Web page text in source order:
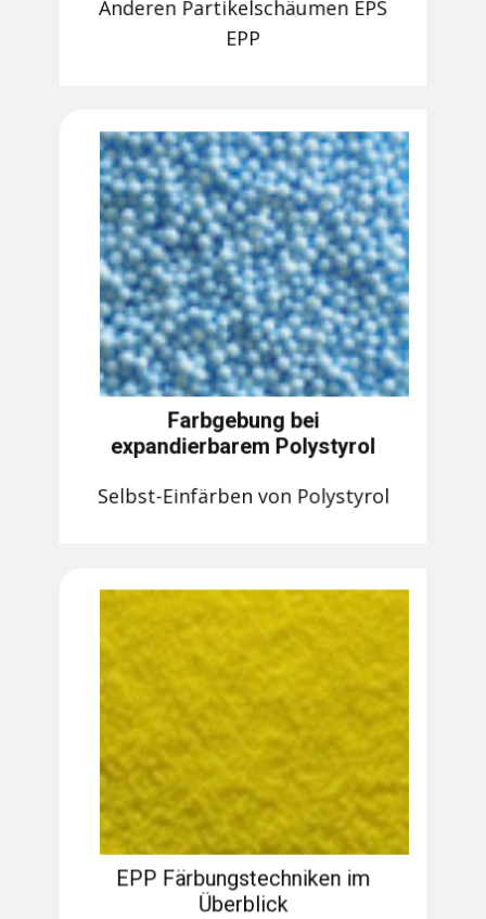
Anderen Partikelschäumen EPS
EPP
Farbgebung bei
expandierbarem Polystyrol
Selbst-Einfärben von Polystyrol
EPP Färbungstechniken im
Überblick